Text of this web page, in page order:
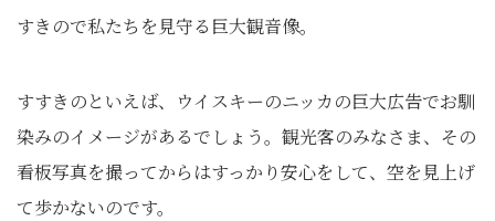
すきので私たちを見守る巨大観音像。
すすきのといえば、ウイスキーのニッカの巨大広告でお馴
染みのイメージがあるでしょう。観光客のみなさま、その
看板写真を撮ってからはすっかり安心をして、空を見上げ
て歩かないのです。